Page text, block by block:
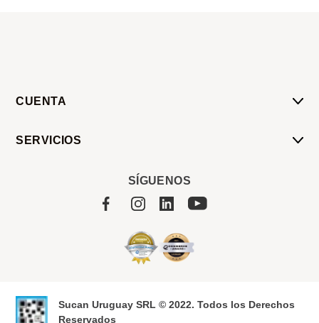
CUENTA
SERVICIOS
SÍGUENOS
Sucan Uruguay SRL © 2022. Todos los Derechos
Reservados